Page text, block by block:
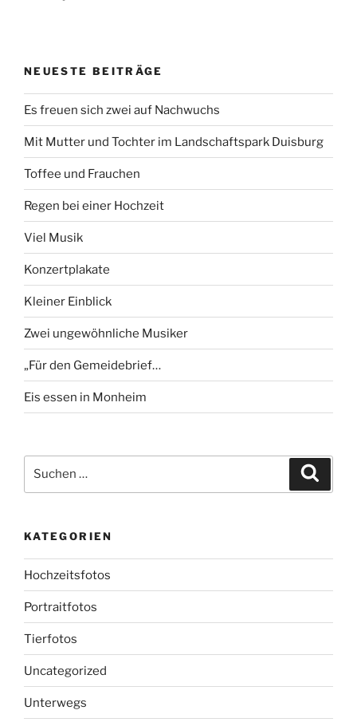
NEUESTE BEITRÄGE
Es freuen sich zwei auf Nachwuchs
Mit Mutter und Tochter im Landschaftspark Duisburg
Toffee und Frauchen
Regen bei einer Hochzeit
Viel Musik
Konzertplakate
Kleiner Einblick
Zwei ungewöhnliche Musiker
„Für den Gemeidebrief…
Eis essen in Monheim
nach:
KATEGORIEN
Hochzeitsfotos
Portraitfotos
Tierfotos
Uncategorized
Unterwegs